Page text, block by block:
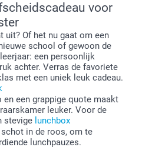
voor
uit? Of het nu gaat om een
school of gewoon de
een persoonlijk
achter. Verras de favoriete
met een uniek leuk cadeau.
een grappige quote maakt
leuker. Voor de
stevige lunchbox
in de roos, om te
lunchpauzes.